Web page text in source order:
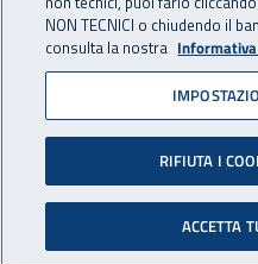
Servizi per te
Composizione
Lavoratore
È la persona che svolge
nell’ambito
pubblico o privato
NON TECNICI o chiudendo il
consulta la nostra
RIFIUTA I
ACCETTA